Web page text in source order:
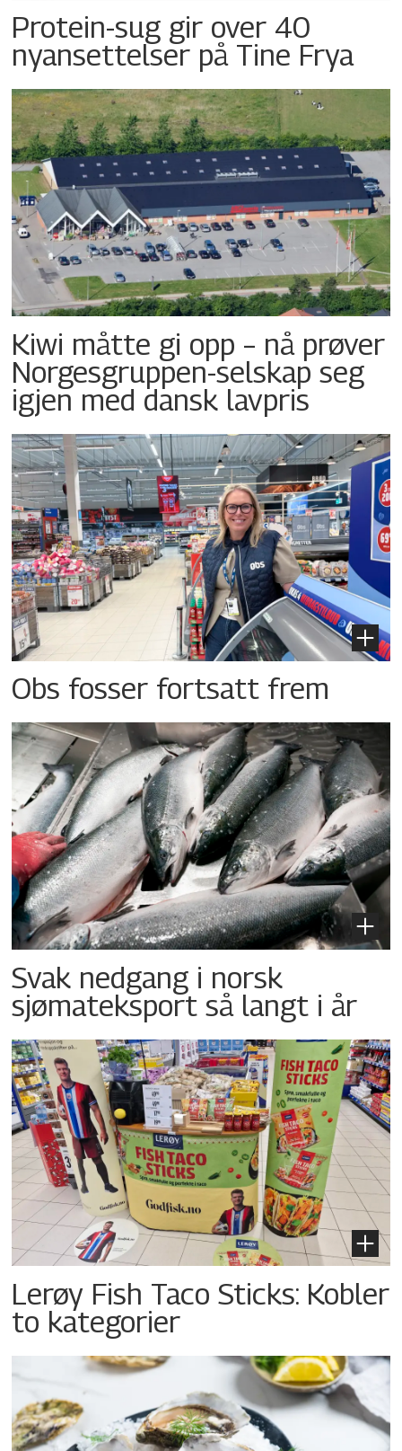
Protein-sug gir over 40
nyansettelser på Tine Frya
Kiwi måtte gi opp – nå prøver
Norgesgruppen-selskap seg
igjen med dansk lavpris
Obs fosser fortsatt frem
Svak nedgang i norsk
sjømateksport så langt i år
Lerøy Fish Taco Sticks: Kobler
to kategorier